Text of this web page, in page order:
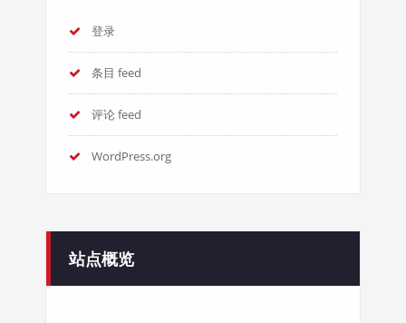
登录
条目 feed
评论 feed
WordPress.org
站点概览